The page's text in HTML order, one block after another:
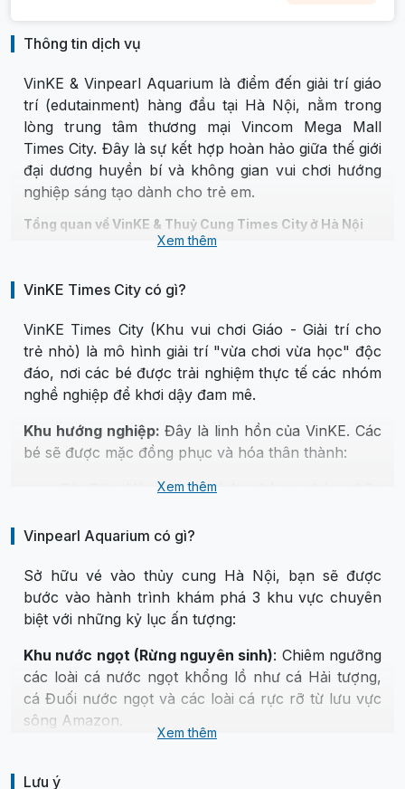
Thông tin dịch vụ
VinKE & Vinpearl Aquarium là điểm đến giải trí giáo
trí (edutainment) hàng đầu tại Hà Nội, nằm trong
lòng trung tâm thương mại Vincom Mega Mall
Times City. Đây là sự kết hợp hoàn hảo giữa thế giới
đại dương huyền bí và không gian vui chơi hướng
nghiệp sáng tạo dành cho trẻ em.
Tổng quan về VinKE & Thuỷ Cung Times City ở Hà Nội
TTTM Vincom Mega Mall Times
Nội.
Thủy cung và Khu giáo trí VinKE.
Giờ hoạt động:
Thứ 2 - 6: 10:00 - 22:00
Thứ 7, CN, ngày lễ: 09:30 - 22:00
Thời điểm: Nên đi vào các ngày trong tuần để
so với cuối tuần hoặc ngày lễ.
VinKE & Thủy cung để khám phá trọn vẹn cả
Được đầu tư bởi tập đoàn Vingroup, Thủy cung
Times City sở hữu hệ thống đường hầm hiện đại
ngọt, Khu nước mặn và Khu hang động bò sát. Tại
đây, du khách sẽ được tận mắt chứng kiến những
loài sinh vật quý hiếm lần đầu xuất hiện tại Việt
Nam như Chim cánh cụt, Cua nhện khổng lồ.
Xem thêm
VinKE Times City có gì?
VinKE Times City (Khu vui chơi Giáo - Giải trí cho
trẻ nhỏ) là mô hình giải trí "vừa chơi vừa học" độc
đáo, nơi các bé được trải nghiệm thực tế các nhóm
nghề nghiệp để khơi dậy đam mê.
Khu hướng nghiệp: Đây là linh hồn của VinKE. Các
bé sẽ được mặc đồng phục và hóa thân thành:
Sở Cứu Hỏa: Học cách phòng cháy chữa
Bệnh viện VinKE: Trải nghiệm làm bác sĩ nhi
thức y tế cơ bản.
Học viện Quân đội: Rèn luyện tính kỷ luật và
bản lĩnh chiến sĩ.
bánh thơm ngon hay các món ăn đơn giản.
Xem thêm
Vinpearl Aquarium có gì?
Sở hữu vé vào thủy cung Hà Nội, bạn sẽ được
bước vào hành trình khám phá 3 khu vực chuyên
biệt với những kỷ lục ấn tượng:
Khu nước ngọt (Rừng nguyên sinh): Chiêm ngưỡng
các loài cá nước ngọt khổng lồ như cá Hải tượng,
cá Đuối nước ngọt và các loài cá rực rỡ từ lưu vực
sông Amazon.
Xem thêm
Lưu ý